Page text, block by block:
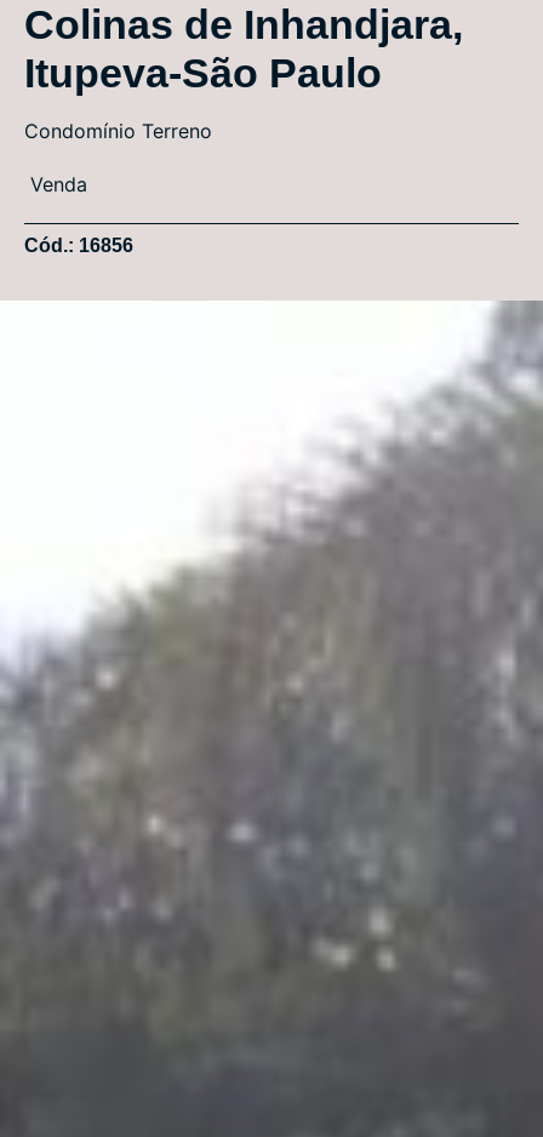
Colinas de Inhandjara,
Itupeva-São Paulo
Condomínio Terreno
Venda
Cód.: 16856